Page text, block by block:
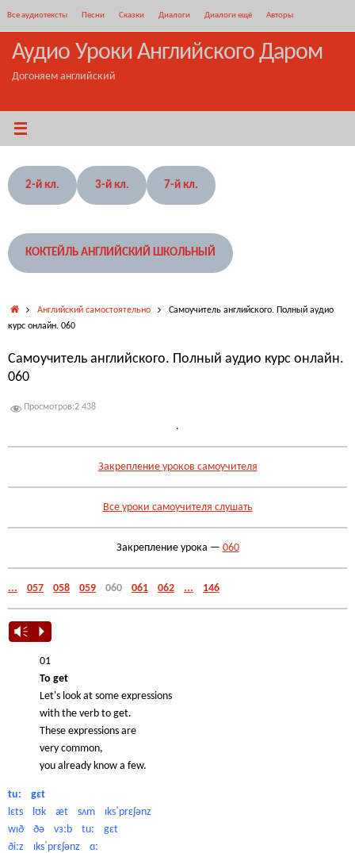
содержимому
Все аудиотексты Песни Сказки Диалоги Диалоги ещё Авторы
Аудио Уроки Английского Даром
Догоняем английский
2-й кл. 3-й кл. 7-й кл.
КОКТЕЙЛЬ АНГЛИЙСКИЙ ШКОЛЬНЫЙ
ГлавнаяАнглийский самостоятельно
Самоучитель английского. Полный аудио
курс онлайн. 060
Самоучитель английского. Полный аудио курс онлайн.
060
Просмотров:2 438
.
Закрепление уроков самоучителя
Все уроки самоучителя слушать
Закрепление урока — 060
... 057 058 059 060 061 062 ... 146
Vm P
01
To get
Let's look at some expressions
with the verb to get.
These expressions are
very common,
you already know a few.
tuː gɛt
lɛts lʊk æt sʌm ɪksˈprɛʃənz
wɪð ðə vɜːb tuː gɛt
ðiːz ɪksˈprɛʃənz ɑː